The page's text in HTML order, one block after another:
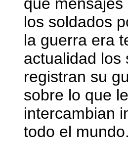
los soldados
la guerra era
actualidad los
registran su
sobre lo que
intercambian
todo el mundo.